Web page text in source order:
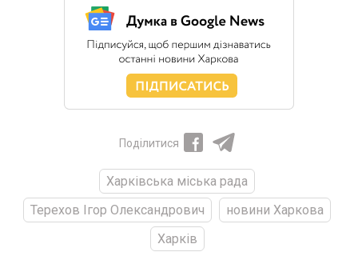
Поділитися
Харківська міська рада
Терехов Ігор Олександрович
новини Харкова
Харків